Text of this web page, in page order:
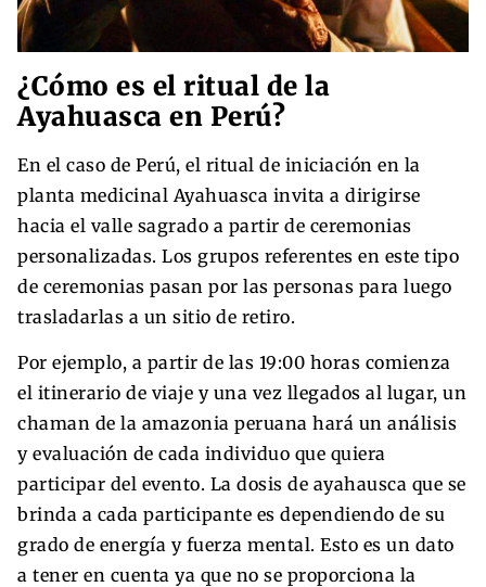
¿Cómo es el ritual de la
Ayahuasca en Perú?
En el caso de Perú, el ritual de iniciación en la
planta medicinal Ayahuasca invita a dirigirse
hacia el valle sagrado a partir de ceremonias
personalizadas. Los grupos referentes en este tipo
de ceremonias pasan por las personas para luego
trasladarlas a un sitio de retiro.
Por ejemplo, a partir de las 19:00 horas comienza
el itinerario de viaje y una vez llegados al lugar, un
chaman de la amazonia peruana hará un análisis
y evaluación de cada individuo que quiera
participar del evento. La dosis de ayahausca que se
brinda a cada participante es dependiendo de su
grado de energía y fuerza mental. Esto es un dato
a tener en cuenta ya que no se proporciona la